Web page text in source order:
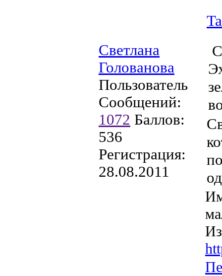
Светлана
Голованова
Пользователь
Сообщений:
1072 Баллов:
536
Регистрация:
28.08.2011